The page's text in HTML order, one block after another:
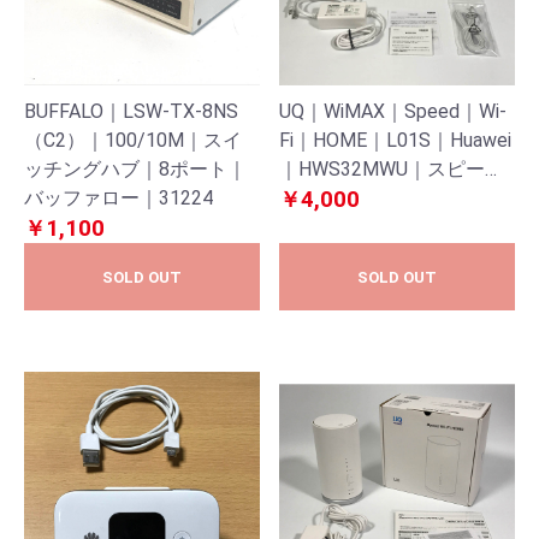
BUFFALO｜LSW-TX-8NS
（C2）｜100/10M｜スイ
ッチングハブ｜8ポート｜
バッファロー｜31224
￥1,100
SOLD OUT
UQ｜WiMAX｜Speed｜Wi-
Fi｜HOME｜L01S｜Huawei
｜HWS32MWU｜スピード
ワイファイホーム｜エルゼ
￥4,000
SOLD OUT